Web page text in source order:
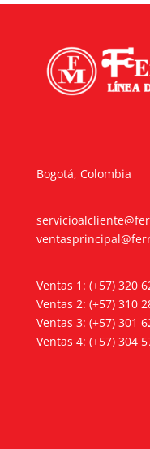
Bogotá, Colombia
Ventas 1: (+57) 320
Ventas 2: (+57) 310
Ventas 3: (+57) 301
Ventas 4: (+57) 304